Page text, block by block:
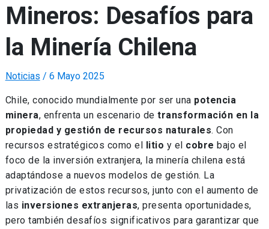
Mineros: Desafíos para
la Minería Chilena
Noticias / 6 Mayo 2025
Chile, conocido mundialmente por ser una potencia
minera, enfrenta un escenario detransformación en la
propiedad y gestión de recursos naturales. Con
recursos estratégicos como el litio y el cobre bajo el
foco de la inversión extranjera, la minería chilena está
adaptándose a nuevos modelos de gestión. La
privatización de estos recursos, junto con el aumento de
las inversiones extranjeras, presenta oportunidades,
pero también desafíos significativos para garantizar que